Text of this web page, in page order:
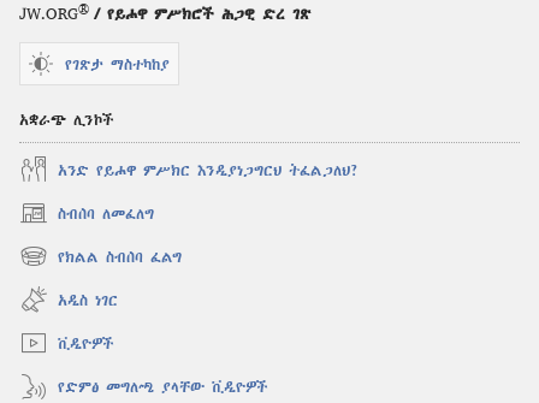
JW.ORG® / የይሖዋ ምሥክሮች ሕጋዊ ድረ ገጽ
የገጽታ ማስተካከያ
አቋራጭ ሊንኮች
አንድ የይሖዋ ምሥክር እንዲያነጋግርህ ትፈልጋለህ?
ስብሰባ ለመፈለግ
(አዲስ
ዊንዶው
ክፈት)
የክልል ስብሰባ ፈልግ
(አዲስ
ዊንዶው
ክፈት)
አዲስ ነገር
ቪዲዮዎች
የድምፅ መግለጫ ያላቸው ቪዲዮዎች